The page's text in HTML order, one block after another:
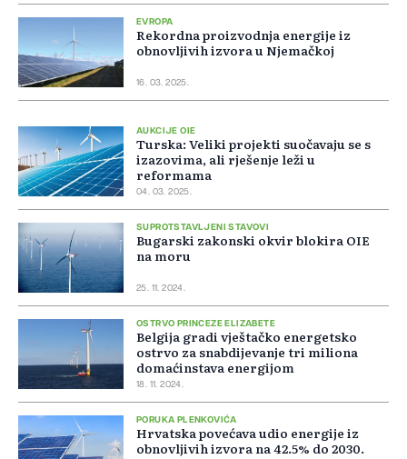
EVROPA
Rekordna proizvodnja energije iz
obnovljivih izvora u Njemačkoj
16. 03. 2025.
AUKCIJE OIE
Turska: Veliki projekti suočavaju se s
izazovima, ali rješenje leži u
reformama
04. 03. 2025.
SUPROTSTAVLJENI STAVOVI
Bugarski zakonski okvir blokira OIE
na moru
25. 11. 2024.
OSTRVO PRINCEZE ELIZABETE
Belgija gradi vještačko energetsko
ostrvo za snabdijevanje tri miliona
domaćinstava energijom
18. 11. 2024.
PORUKA PLENKOVIĆA
Hrvatska povećava udio energije iz
obnovljivih izvora na 42.5% do 2030.